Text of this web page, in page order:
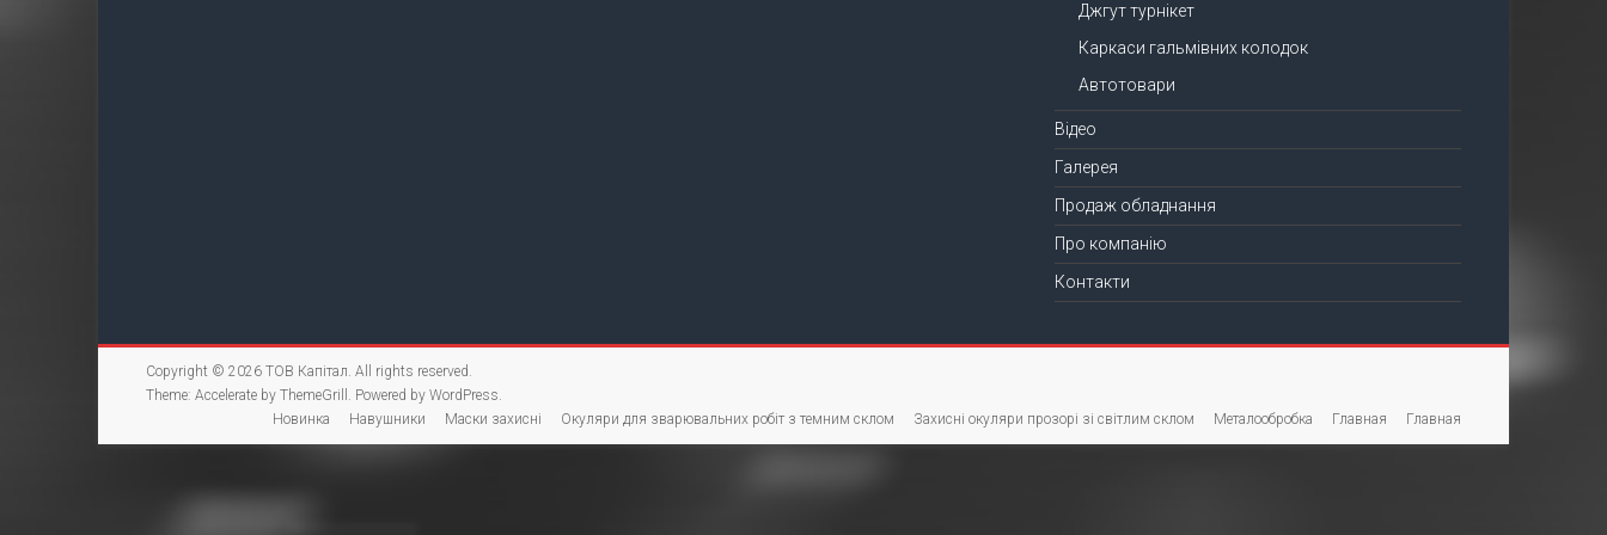
Джгут турнікет
Каркаси гальмівних колодок
Автотовари
Відео
Галерея
Продаж обладнання
Про компанію
Контакти
Copyright © 2026 ТОВ Капітал. All rights reserved.
Theme: Accelerate by ThemeGrill. Powered by WordPress.
Новинка
Навушники Маски захисні Окуляри для зварювальних робіт з темним склом Захисні окуляри прозорі зі світлим склом Металообробка Главная Главная